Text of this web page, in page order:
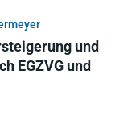
und
EGZVG und